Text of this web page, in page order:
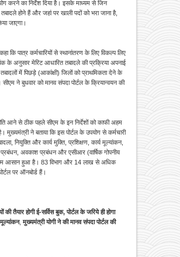
करने का निर्देश दिया है। इसके माध्यम से जिन
तबादले होने हैं और जहां पर खाली पदों को भरा जाना है,
जाएगा।
कि पात्र कर्मचारियों से स्थानांतरण के लिए विकल्प लिए
के अनुसार मेरिट आधारित तबादले की प्रक्रिया अपनाई
में पिछड़े (आकांक्षी) जिलों को प्राथमिकता देने के
सीएम ने बुधवार को मानव संपदा पोर्टल के क्रियान्वयन की
आने से ठीक पहले सीएम के इन निर्देशों को काफी अहम
मुख्यमंत्री ने बताया कि इस पोर्टल के उपयोग से कर्मचारी
नियुक्ति और कार्य मुक्ति, प्रशिक्षण, कार्य मूल्यांकन,
अवकाश प्रबंधन और एसीआर (वार्षिक गोपनीय
काम आसान हुआ है। 83 विभाग और 14 लाख से अधिक
पर ऑनबोर्ड हैं।
की तैयार होगी ई-सर्विस बुक, पोर्टल के जरिये ही होगा
, मुख्यमंत्री योगी ने की मानव संपदा पोर्टल की